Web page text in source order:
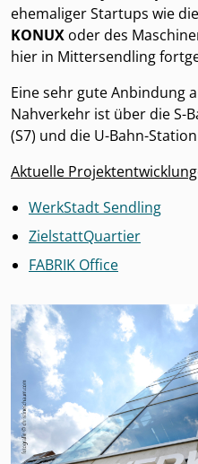
ehemaliger Startups wie
KONUX oder des
hier in Mittersendling
Eine sehr gute Anbindung
Nahverkehr ist über die S-
(S7) und die U-Bahn-
Aktuelle
WerkStadt Sendling
ZielstattQuartier
FABRIK Office